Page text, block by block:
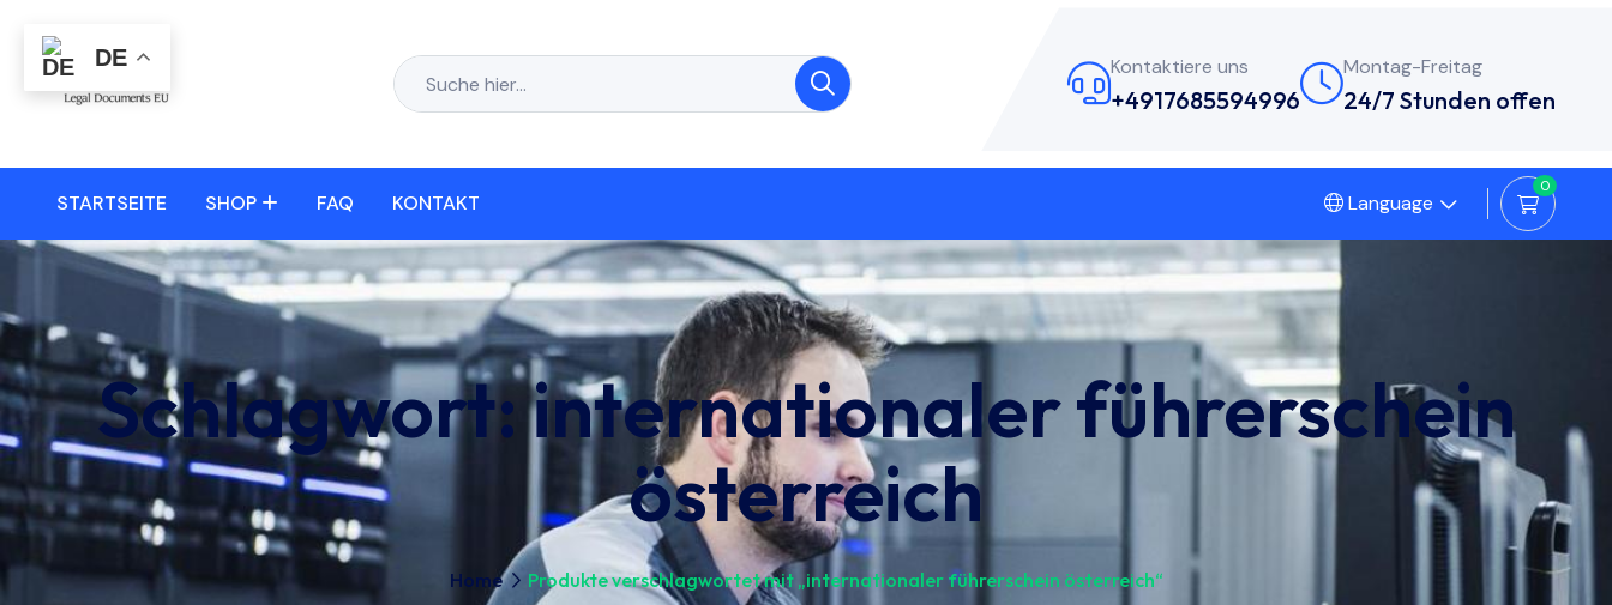
Kontaktiere uns
+4917685594996
Montag-Freitag
24/7 Stunden offen
STARTSEITE SHOP FAQ KONTAKT Language
0
Schlagwort:internationaler führerschein
österreich
Home Produkte verschlagwortet mit „internationaler führerschein österreich“
DE